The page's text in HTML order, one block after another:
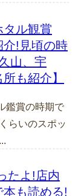
ル観賞
介!見頃の時
山、宇
も紹介】
鑑賞の時期で
らいのスポッ
たよ!店内
も読める!